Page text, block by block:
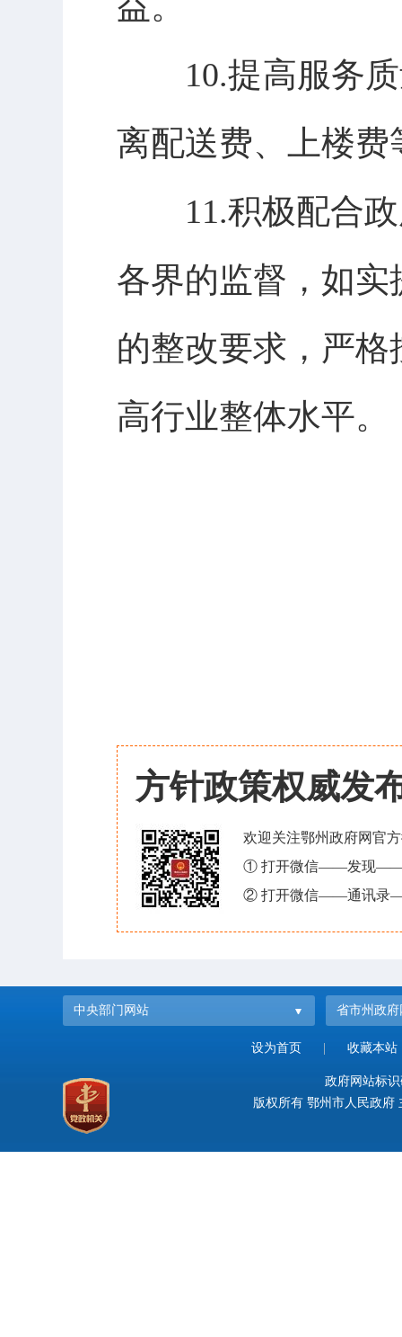
10.提高服务
离配送费、上楼费
11.积极配合
各界的监督，如
的整改要求，严
高行业整体水平。
方针政策权威发
欢迎关注鄂州政府网官
① 打开微信——发现——
② 打开微信——通讯录
中央部门网站 省市州政府
设为首页 收藏本站
政府网站标
版权所有 鄂州市人民政府